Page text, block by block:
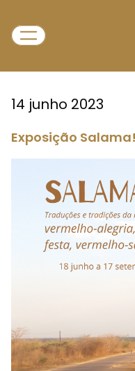
14 junho 2023
Exposição